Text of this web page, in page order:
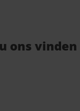
ons vinden